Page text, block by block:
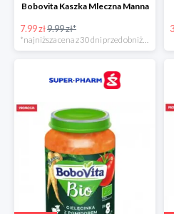
Bobovita Kaszka Mleczna Manna
7.99 zł9.99 zł*